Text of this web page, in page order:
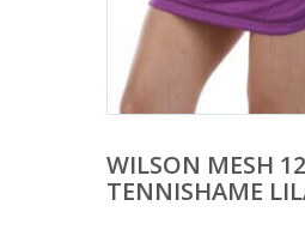
WILSON MESH
TENNISHAME